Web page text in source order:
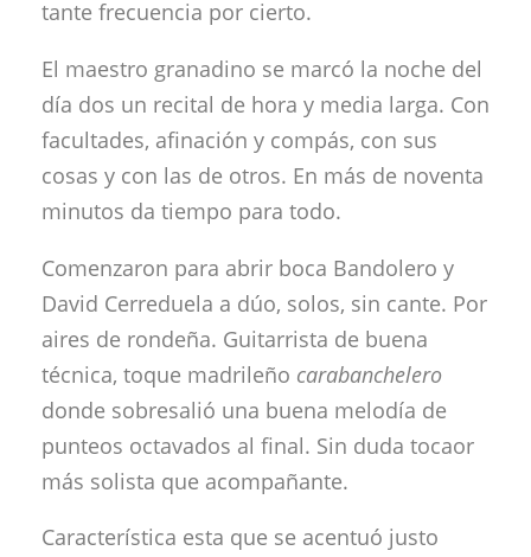
tante frecuencia por cierto.
El maestro granadino se marcó la noche del
día dos un recital de hora y media larga. Con
facultades, afinación y compás, con sus
cosas y con las de otros. En más de noventa
minutos da tiempo para todo.
Comenzaron para abrir boca Bandolero y
David Cerreduela a dúo, solos, sin cante. Por
aires de rondeña. Guitarrista de buena
técnica, toque madrileño carabanchelero
donde sobresalió una buena melodía de
punteos octavados al final. Sin duda tocaor
más solista que acompañante.
Característica esta que se acentuó justo